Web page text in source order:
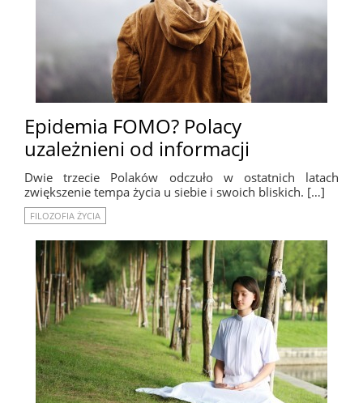
Epidemia FOMO? Polacy
uzależnieni od informacji
Dwie trzecie Polaków odczuło w ostatnich latach
zwiększenie tempa życia u siebie i swoich bliskich. […]
FILOZOFIA ŻYCIA